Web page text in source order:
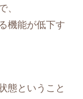
、
機能が低下す
態ということ